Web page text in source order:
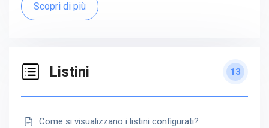
Scopri di più
Listini 13
Come si visualizzano i listini configurati?